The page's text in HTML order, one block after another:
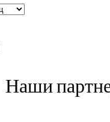
Наши